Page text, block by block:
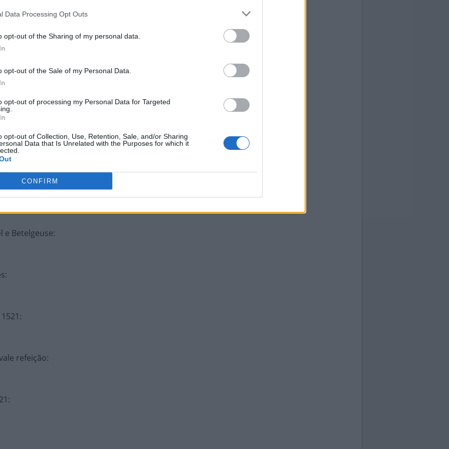
Data Processing Opt Outs
opt-out of the Sharing of my personal data.
opt-out of the Sale of my Personal Data.
opt-out of processing my Personal Data for Targeted
opt-out of Collection, Use, Retention, Sale, and/or Sharing
Data that Is Unrelated with the Purposes for which it
CONFIRM
andinos
1918
:
e Betelgeuse:
:
:
refeição:
: